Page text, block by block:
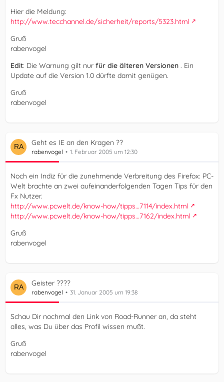
Hier die Meldung:
http://www.tecchannel.de/sicherheit/reports/5323.html
Gruß
rabenvogel
Edit: Die Warnung gilt nur für die älteren Versionen . Ein
Update auf die Version 1.0 dürfte damit genügen.
Gruß
rabenvogel
Geht es IE an den Kragen ??
rabenvogel 1. Februar 2005 um 12:30
Noch ein Indiz für die zunehmende Verbreitung des Firefox: PC-
Welt brachte an zwei aufeinanderfolgenden Tagen Tips für den
Fx Nutzer.
http://www.pcwelt.de/know-how/tipps…7114/index.html
http://www.pcwelt.de/know-how/tipps…7162/index.html
Gruß
rabenvogel
Geister ????
rabenvogel 31. Januar 2005 um 19:38
Schau Dir nochmal den Link von Road-Runner an, da steht
alles, was Du über das Profil wissen mußt.
Gruß
rabenvogel